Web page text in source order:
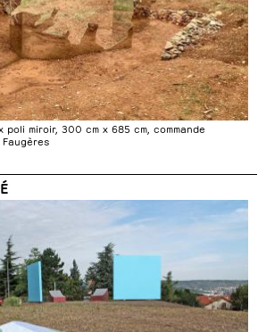
poli miroir, 300 cm x 685 cm, commande